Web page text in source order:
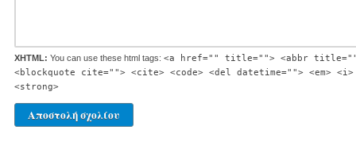
XHTML: You can use these html tags: <a href="" title=""> <abbr
<blockquote cite=""> <cite> <code> <del datetime=""> <em>
<strong>